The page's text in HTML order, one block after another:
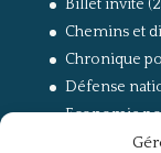
Billet invité
Chemins et
Chronique
Défense
Economie